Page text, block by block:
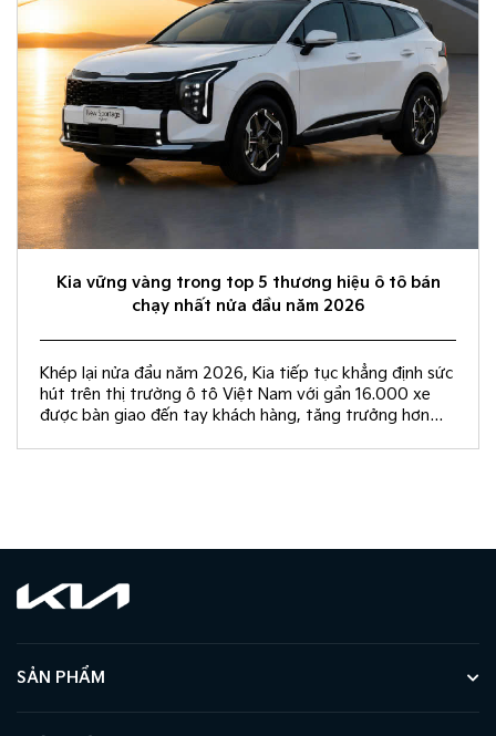
Kia vững vàng trong top 5 thương hiệu ô tô bán
chạy nhất nửa đầu năm 2026
Khép lại nửa đầu năm 2026, Kia tiếp tục khẳng định sức
hút trên thị trường ô tô Việt Nam với gần 16.000 xe
được bàn giao đến tay khách hàng, tăng trưởng hơn
SẢN PHẨM